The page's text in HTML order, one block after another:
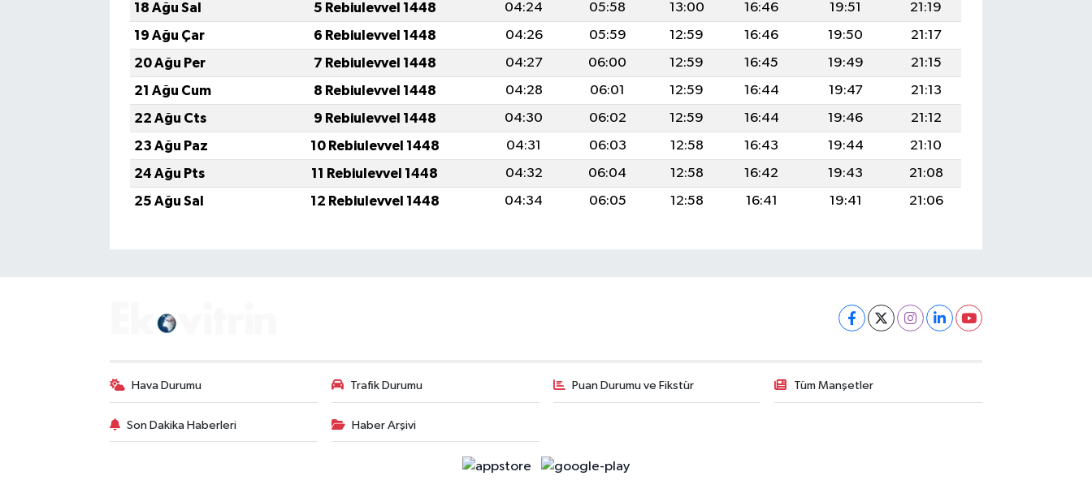
18 Ağu Sal
5 Rebiulevvel 1448 04:24 05:58 13:00 16:46 19:51
21:19
19 Ağu Çar
6 Rebiulevvel 1448 04:26 05:59 12:59 16:46 19:50
21:17
20 Ağu Per
7 Rebiulevvel 1448 04:27 06:00 12:59 16:45 19:49
21:15
21 Ağu Cum
8 Rebiulevvel 1448 04:28 06:01 12:59 16:44 19:47
21:13
22 Ağu Cts
9 Rebiulevvel 1448 04:30 06:02 12:59 16:44 19:46
21:12
23 Ağu Paz
10 Rebiulevvel 1448 04:31 06:03 12:58 16:43 19:44
21:10
24 Ağu Pts
11 Rebiulevvel 1448 04:32 06:04 12:58 16:42 19:43
21:08
25 Ağu Sal
12 Rebiulevvel 1448 04:34 06:05 12:58 16:41 19:41 21:06
Hava Durumu Trafik Durumu Puan Durumu ve Fikstür Tüm Manşetler
Son Dakika Haberleri Haber Arşivi